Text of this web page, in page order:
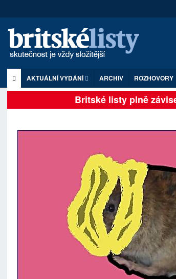
AKTUÁLNÍ VYDÁNÍ ARCHIV ROZHOVORY
Britské listy plně